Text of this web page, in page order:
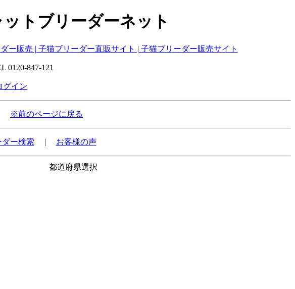
トブリーダーネット
0120-847-121
グイン
※前のページに戻る
ダー検索 | お客様の声
都道府県選択